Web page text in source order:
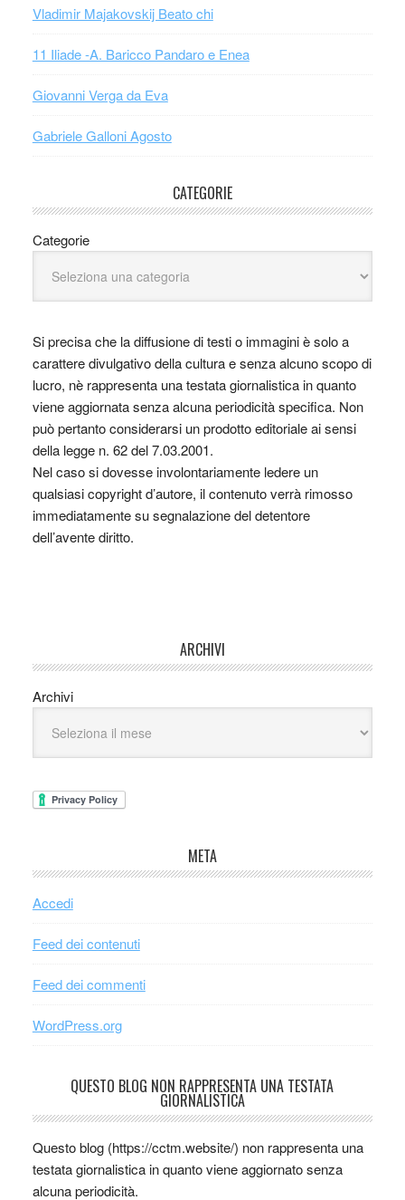
Vladimir Majakovskij Beato chi
11 Iliade -A. Baricco Pandaro e Enea
Giovanni Verga da Eva
Gabriele Galloni Agosto
CATEGORIE
Categorie
Si precisa che la diffusione di testi o immagini è solo a
carattere divulgativo della cultura e senza alcuno scopo di
lucro, nè rappresenta una testata giornalistica in quanto
viene aggiornata senza alcuna periodicità specifica. Non
può pertanto considerarsi un prodotto editoriale ai sensi
della legge n. 62 del 7.03.2001.
Nel caso si dovesse involontariamente ledere un
qualsiasi copyright d’autore, il contenuto verrà rimosso
immediatamente su segnalazione del detentore
dell’avente diritto.
ARCHIVI
Archivi
META
Accedi
Feed dei contenuti
Feed dei commenti
WordPress.org
QUESTO BLOG NON RAPPRESENTA UNA TESTATA
GIORNALISTICA
Questo blog (https://cctm.website/) non rappresenta una
testata giornalistica in quanto viene aggiornato senza
alcuna periodicità.